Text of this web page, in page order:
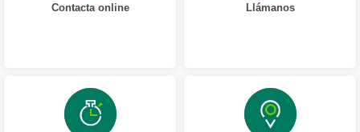
Contacta online Llámanos